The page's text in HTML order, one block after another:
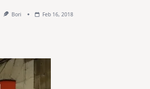
Bori Feb 16, 2018